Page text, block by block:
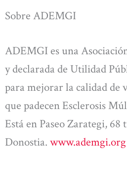
Sobre ADEMGI
ADEMGI es una
y declarada de Utilidad
para mejorar la calidad de
que padecen Esclerosis
Está en Paseo Zarategi, 68
Donostia. www.ademgi.org